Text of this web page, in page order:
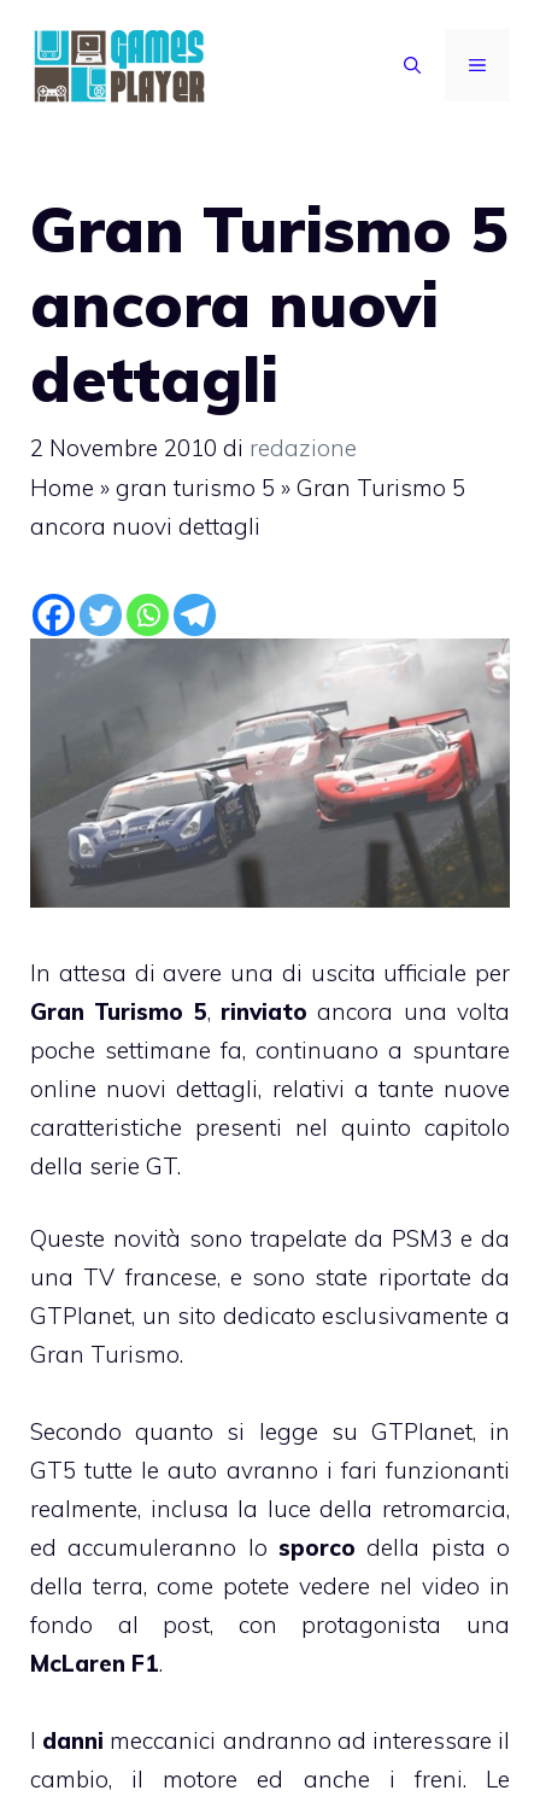
contenuto
MENU
Gran Turismo 5
ancora nuovi
dettagli
2 Novembre 2010 di redazione
Home » gran turismo 5 » Gran Turismo 5
ancora nuovi dettagli
In attesa di avere una di uscita ufficiale per
Gran Turismo 5, rinviato ancora una volta
poche settimane fa, continuano a spuntare
online nuovi dettagli, relativi a tante nuove
caratteristiche presenti nel quinto capitolo
della serie GT.
Queste novità sono trapelate da PSM3 e da
una TV francese, e sono state riportate da
GTPlanet, un sito dedicato esclusivamente a
Gran Turismo.
Secondo quanto si legge su GTPlanet, in
GT5 tutte le auto avranno i fari funzionanti
realmente, inclusa la luce della retromarcia,
ed accumuleranno lo sporco della pista o
della terra, come potete vedere nel video in
fondo al post, con protagonista una
McLaren F1.
I danni meccanici andranno ad interessare il
cambio, il motore ed anche i freni. Le